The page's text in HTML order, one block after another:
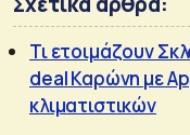
Τι ετοιμάζουν
deal Καρώνη με
κλιματιστικών